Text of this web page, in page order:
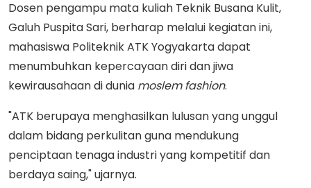
Dosen pengampu mata kuliah Teknik Busana Kulit,
Galuh Puspita Sari, berharap melalui kegiatan ini,
mahasiswa Politeknik ATK Yogyakarta dapat
menumbuhkan kepercayaan diri dan jiwa
kewirausahaan di dunia moslem fashion.
"ATK berupaya menghasilkan lulusan yang unggul
dalam bidang perkulitan guna mendukung
penciptaan tenaga industri yang kompetitif dan
berdaya saing," ujarnya.